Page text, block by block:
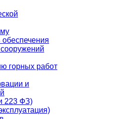
горных работ
и
223 ФЗ)